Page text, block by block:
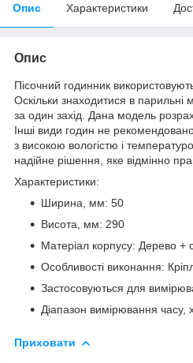
Опис Характеристики
Опис
Пісочний годинник
Оскільки знаходитися в
за один захід. Дана модель
Інші види годин не
з високою вологістю і
надійне рішення, яке відмінно
Характеристики:
Ширина, мм: 50
Висота, мм: 290
Матеріал корпусу: Дерево +
Особливості виконання:
Застосовуються для
Діапазон вимірювання часу,
Приховати